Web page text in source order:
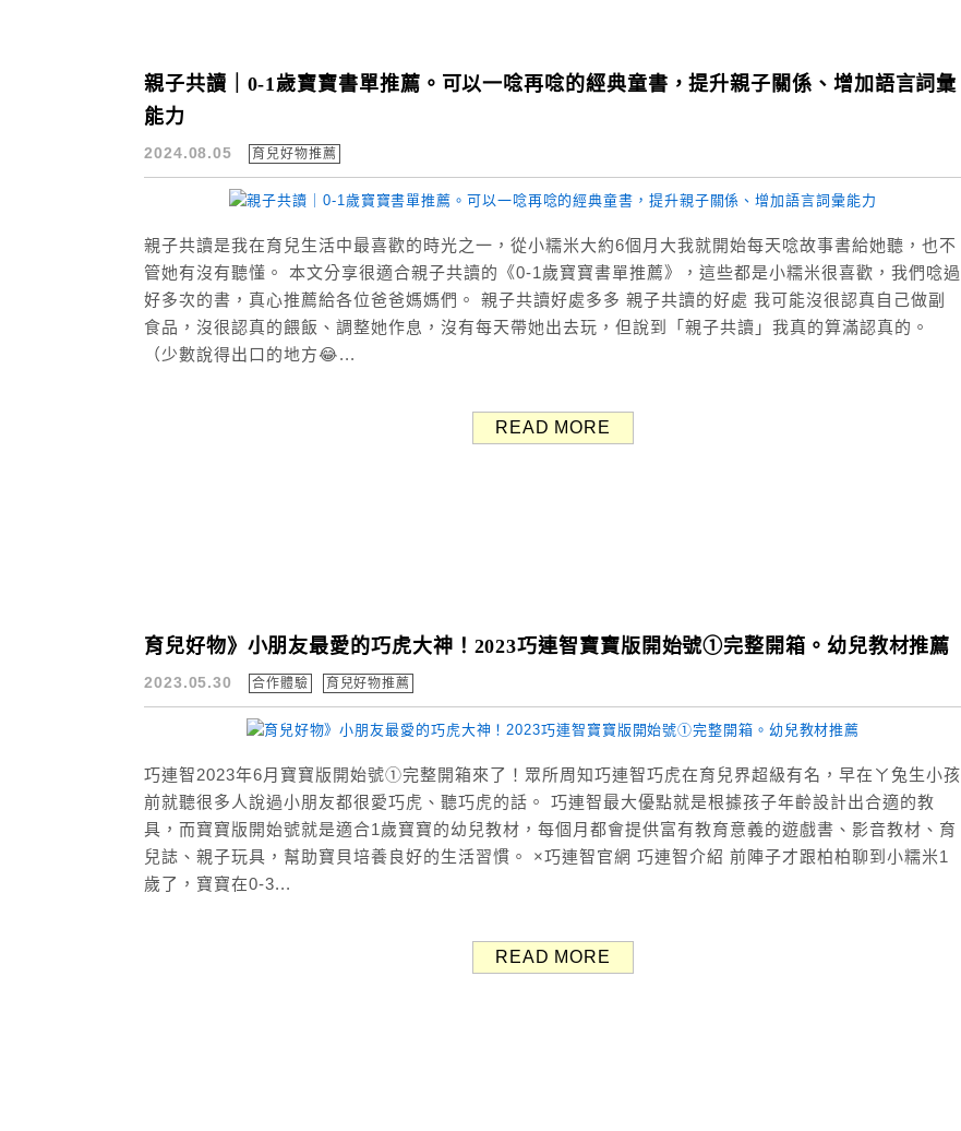
親子共讀｜0-1歲寶寶書單推薦。可以一唸再唸的經典童書，提升親子關係、增加語言詞彙
能力
2024.08.05 育兒好物推薦
親子共讀是我在育兒生活中最喜歡的時光之一，從小糯米大約6個月大我就開始每天唸故事書給她聽，也不
管她有沒有聽懂。 本文分享很適合親子共讀的《0-1歲寶寶書單推薦》，這些都是小糯米很喜歡，我們唸過
好多次的書，真心推薦給各位爸爸媽媽們。 親子共讀好處多多 親子共讀的好處 我可能沒很認真自己做副
食品，沒很認真的餵飯、調整她作息，沒有每天帶她出去玩，但說到「親子共讀」我真的算滿認真的。
（少數說得出口的地方😂...
READ MORE
育兒好物》小朋友最愛的巧虎大神！2023巧連智寶寶版開始號①完整開箱。幼兒教材推薦
2023.05.30 合作體驗 育兒好物推薦
巧連智2023年6月寶寶版開始號①完整開箱來了！眾所周知巧連智巧虎在育兒界超級有名，早在ㄚ兔生小孩
前就聽很多人說過小朋友都很愛巧虎、聽巧虎的話。 巧連智最大優點就是根據孩子年齡設計出合適的教
具，而寶寶版開始號就是適合1歲寶寶的幼兒教材，每個月都會提供富有教育意義的遊戲書、影音教材、育
兒誌、親子玩具，幫助寶貝培養良好的生活習慣。 ×巧連智官網 巧連智介紹 前陣子才跟柏柏聊到小糯米1
歲了，寶寶在0-3...
READ MORE